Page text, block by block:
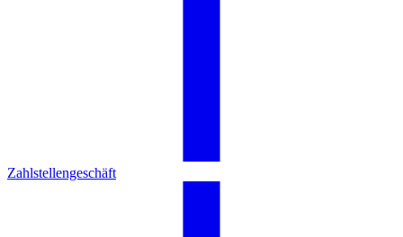
Zahlstellengeschäft